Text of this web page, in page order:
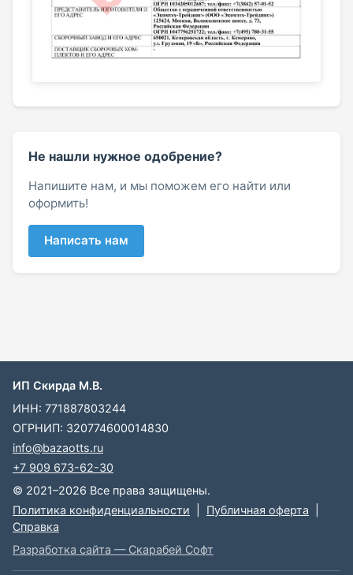
Не нашли нужное одобрение?
Напишите нам, и мы поможем его найти или
оформить!
Написать нам
ИП Скирда М.В.
ИНН: 771887803244
ОГРНИП: 320774600014830
info@bazaotts.ru
+7 909 673-62-30
© 2021–2026 Все права защищены.
Политика конфиденциальности
Публичная оферта
Справка
Разработка сайта — Скарабей Софт